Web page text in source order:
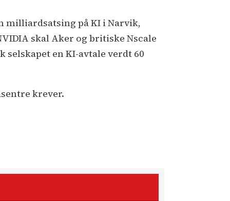
milliardsatsing på KI i Narvik,
skal Aker og britiske Nscale
en KI-avtale verdt 60
krever.